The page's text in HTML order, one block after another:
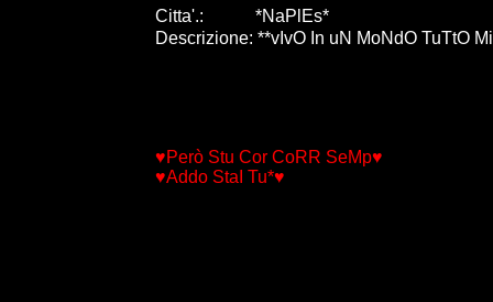
Citta'.:
*NaPlEs*
Descrizione: **vIvO In uN MoNdO TuTtO
♥Però Stu Cor CoRR SeMp♥
♥Addo StaI Tu*♥